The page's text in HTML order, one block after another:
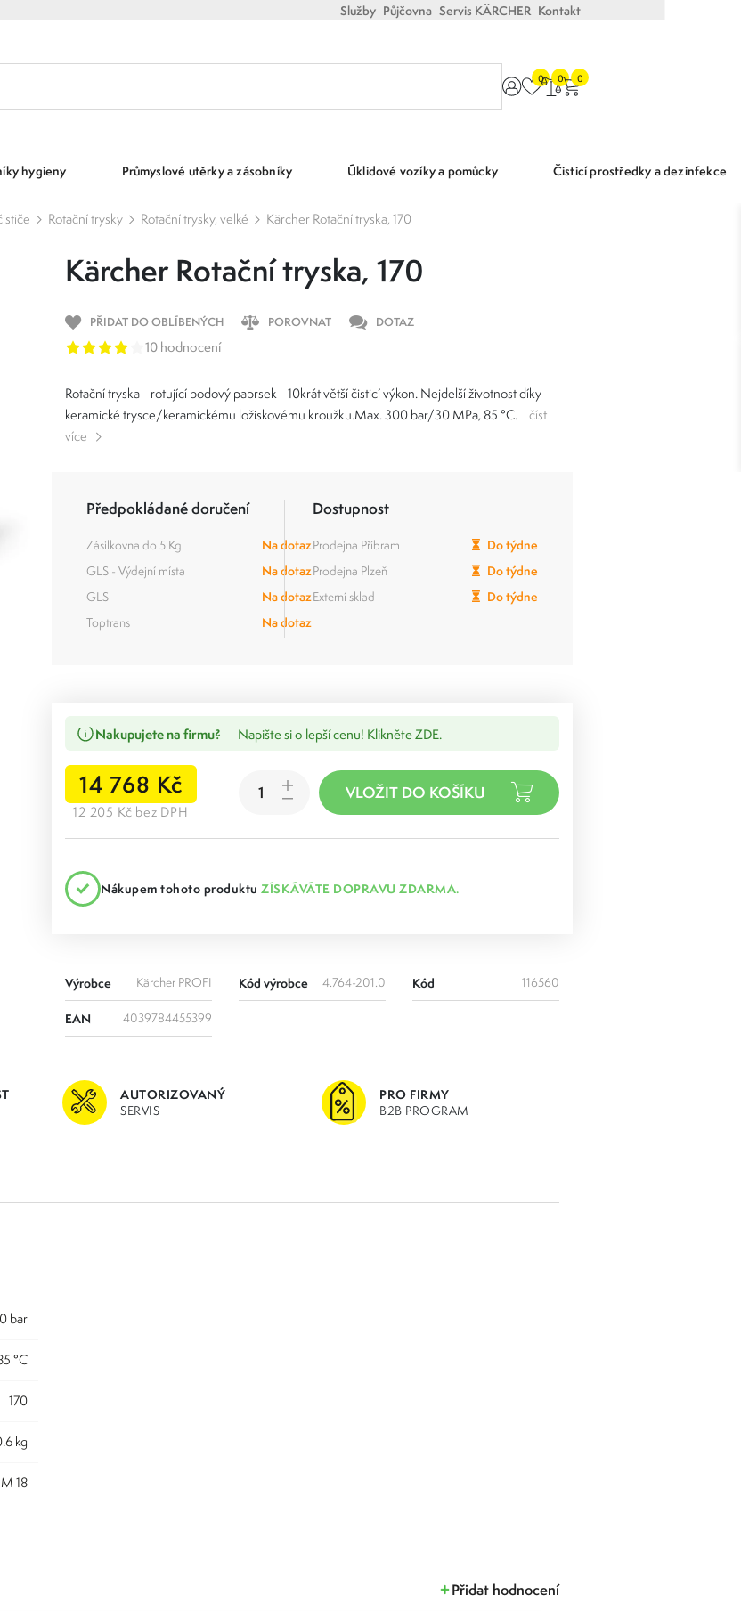
Služby Půjčovna Servis KÄRCHER Kontakt
0 0 0
hygieny Průmyslové utěrky a zásobníky Úklidové vozíky a pomůcky Čisticí prostředky a dezinfekce
Rotační trysky Rotační trysky, velké Kärcher Rotační tryska, 170
Kärcher Rotační tryska, 170
PŘIDAT DO OBLÍBENÝCH POROVNAT DOTAZ
10 hodnocení
Rotační tryska - rotující bodový paprsek - 10krát větší čisticí výkon. Nejdelší životnost díky
keramické trysce/keramickému ložiskovému kroužku.Max. 300 bar/30 MPa, 85 °C.
číst
více
Předpokládané doručení
Zásilkovna do 5 Kg
Na dotaz
GLS - Výdejní místa
Na dotaz
GLS
Na dotaz
Toptrans
Na dotaz
Dostupnost
Prodejna Příbram
Do týdne
Prodejna Plzeň
Do týdne
Externí sklad
Do týdne
Nakupujete na firmu? Napište si o lepší cenu! Klikněte ZDE.
14 768 Kč
12 205 Kč bez DPH
Nákupem tohoto produktu ZÍSKÁVÁTE DOPRAVU ZDARMA.
Výrobce Kärcher PROFI Kód výrobce 4.764-201.0 Kód 116560
EAN 4039784455399
AUTORIZOVANÝ
SERVIS
PRO FIRMY
B2B PROGRAM
bar
°C
170
0.6 kg
M 18
Přidat hodnocení